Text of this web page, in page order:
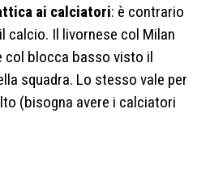
ai calciatori: è contrario
calcio. Il livornese col Milan
col blocca basso visto il
squadra. Lo stesso vale per
(bisogna avere i calciatori